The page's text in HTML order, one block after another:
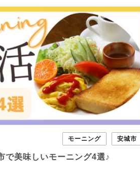
モーニング 安城市
で美味しいモーニング4選♪